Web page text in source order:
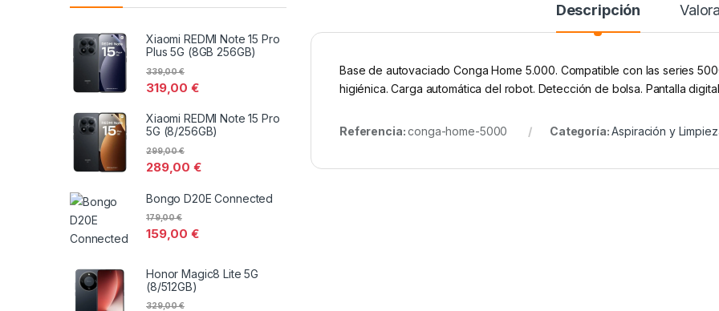
Descripción
Base de autovaciado Conga Home 5.000. Compatible con las series
higiénica. Carga automática del robot. Detección de bolsa. Pantalla
Referencia:conga-home-5000 Categoría:Aspiración y
Xiaomi REDMI Note 15 Pro
Plus 5G (8GB 256GB)
319,00€
339,00€
Xiaomi REDMI Note 15 Pro
5G (8/256GB)
289,00€
299,00€
Bongo D20E Connected
159,00€
179,00€
Honor Magic8 Lite 5G
(8/512GB)
329,00€